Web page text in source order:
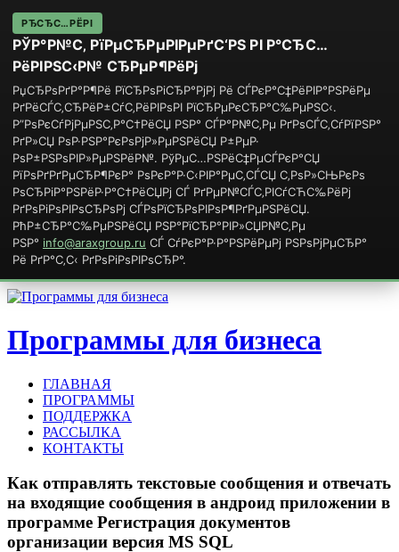
РЂСЂС…РЁРІ
РЎР°Р№С‚ РїРµСЂРµРІРµРґС‘РЅ РІ Р°СЂС…
РёРІРЅС‹Р№ СЂРµР¶РёРј
РџСЂРѕРґР°Р¶Рё РїСЂРѕРіСЂР°РјРј Рё СЃРєР°С‡РёРІР°РЅРёРµ
РґРёСЃС‚СЂРёР±СѓС‚РёРІРѕРІ РїСЂРµРєСЂР°С‰РµРЅС‹.
Р”РѕРєСѓРјРµРЅС‚Р°С†РёСЏ РЅР° СЃР°Р№С‚Рµ РґРѕСЃС‚СѓРїРЅР°
РґР»СЏ РѕР·РЅР°РєРѕРјР»РµРЅРёСЏ Р±РµР·
РѕР±РЅРѕРІР»РµРЅРёР№. РўРµС…РЅРёС‡РµСЃРєР°СЏ
РїРѕРґРґРµСЂР¶РєР° РѕРєР°Р·С‹РІР°РµС‚СЃСЏ С‚РѕР»СЊРєРѕ
РѕСЂРіР°РЅРёР·Р°С†РёСЏРј СЃ РґРµР№СЃС‚РІСѓСЋС‰РёРј
РґРѕРіРѕРІРѕСЂРѕРј СЃРѕРїСЂРѕРІРѕР¶РґРµРЅРёСЏ.
РћР±СЂР°С‰РµРЅРёСЏ РЅР°РїСЂР°РІР»СЏР№С‚Рµ
РЅР° info@araxgroup.ru СЃ СѓРєР°Р·Р°РЅРёРµРј РЅРѕРјРµСЂР°
Рё РґР°С‚С‹ РґРѕРіРѕРІРѕСЂР°.
Программы для бизнеса
ГЛАВНАЯ
ПРОГРАММЫ
ПОДДЕРЖКА
РАССЫЛКА
КОНТАКТЫ
Как отправлять текстовые сообщения и отвечать
на входящие сообщения в андроид приложении в
программе Регистрация документов
организации версия MS SQL